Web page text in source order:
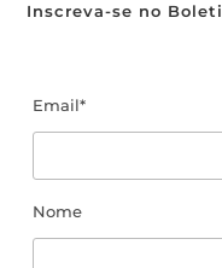
Inscreva-se no
Email*
Nome